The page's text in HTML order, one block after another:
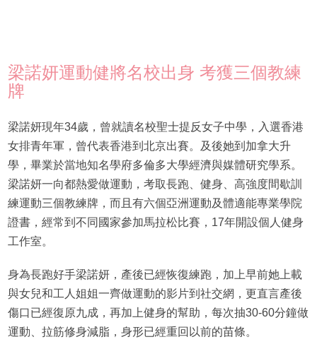
梁諾妍運動健將名校出身 考獲三個教練
牌
梁諾妍現年34歲，曾就讀名校聖士提反女子中學，入選香港
女排青年軍，曾代表香港到北京出賽。及後她到加拿大升
學，畢業於當地知名學府多倫多大學經濟與媒體研究學系。
梁諾妍一向都熱愛做運動，考取長跑、健身、高強度間歇訓
練運動三個教練牌，而且有六個亞洲運動及體適能專業學院
證書，經常到不同國家參加馬拉松比賽，17年開設個人健身
工作室。
身為長跑好手梁諾妍，產後已經恢復練跑，加上早前她上載
與女兒和工人姐姐一齊做運動的影片到社交網，更直言產後
傷口已經復原九成，再加上健身的幫助，每次抽30-60分鐘做
運動、拉筋修身減脂，身形已經重回以前的苗條。